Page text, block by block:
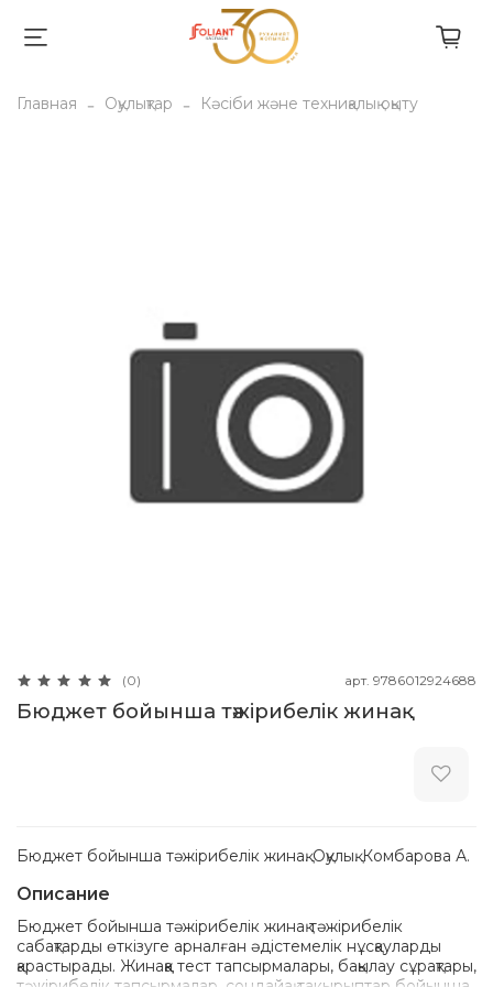
Главная Оқулықтар Кәсіби және техниқалық оқыту
(0) арт. 9786012924688
Бюджет бойынша тәжірибелік жинақ
Бюджет бойынша тәжірибелік жинақ. Оқулық. Комбарова А.
Описание
Бюджет бойынша тәжірибелік жинақ тәжірибелік
сабақтарды өткізуге арналған әдістемелік нұсқауларды
қарастырады. Жинаққа тест тапсырмалары, бақылау сұрақтары,